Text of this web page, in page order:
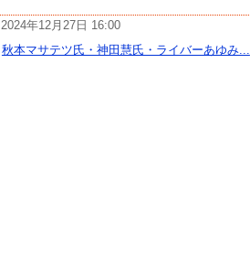
2024年12月27日 16:00
秋本マサテツ氏・神田慧氏・ライバーあゆみ...